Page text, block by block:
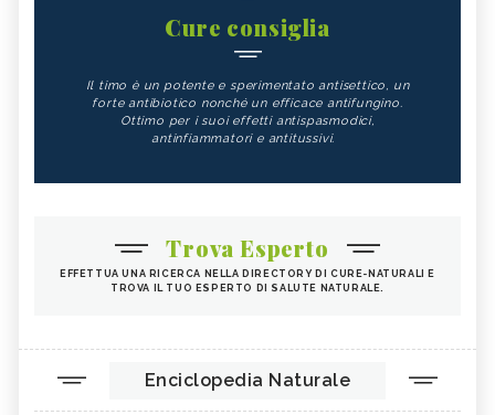
Cure consiglia
Il timo è un potente e sperimentato antisettico, un
forte antibiotico nonché un efficace antifungino.
Ottimo per i suoi effetti antispasmodici,
antinfiammatori e antitussivi.
Trova Esperto
EFFETTUA UNA RICERCA NELLA DIRECTORY DI CURE-NATURALI E
TROVA IL TUO ESPERTO DI SALUTE NATURALE.
Enciclopedia Naturale